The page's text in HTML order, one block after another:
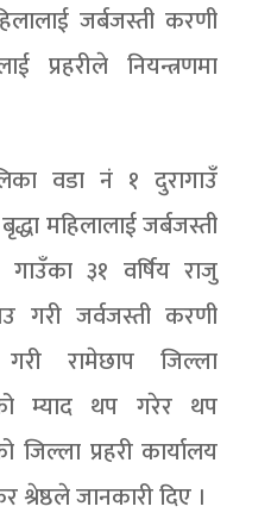
जर्बजस्ती करणी
प्रहरीले नियन्त्रणमा
वडा नं १ दुरागाउँ
महिलालाई जर्बजस्ती
३१ वर्षिय राजु
गरी जर्वजस्ती करणी
गरी रामेछाप जिल्ला
म्याद थप गरेर थप
प्रहरी कार्यालय
श्रेष्ठले जानकारी दिए ।